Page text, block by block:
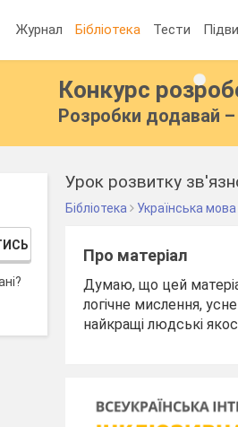
Журнал Бібліотека Тести
Конкурс
Розробки додавай –
Урок розвитку
Бібліотека Українська мова
Про матеріал
Думаю, що цей
логічне мислення,
найкращі людські